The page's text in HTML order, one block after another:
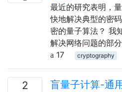
最近的研究表明，
快地解决典型的密
密的量子算法？ 我
解决网络问题的部分
17
cryptography
2 盲量子计算-通